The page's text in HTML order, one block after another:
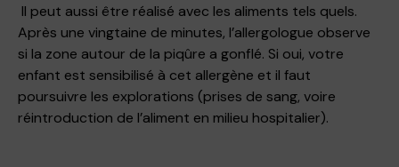
Il peut aussi être réalisé avec les aliments tels quels.
Après une vingtaine de minutes, l’allergologue observe
si la zone autour de la piqûre a gonflé. Si oui, votre
enfant est sensibilisé à cet allergène et il faut
poursuivre les explorations (prises de sang, voire
réintroduction de l’aliment en milieu hospitalier).